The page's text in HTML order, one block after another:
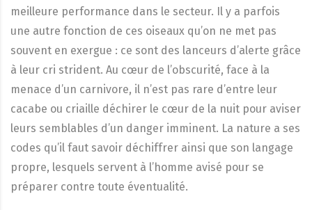
meilleure performance dans le secteur. Il y a parfois
une autre fonction de ces oiseaux qu’on ne met pas
souvent en exergue : ce sont des lanceurs d’alerte grâce
à leur cri strident. Au cœur de l’obscurité, face à la
menace d’un carnivore, il n’est pas rare d’entre leur
cacabe ou criaille déchirer le cœur de la nuit pour aviser
leurs semblables d’un danger imminent. La nature a ses
codes qu’il faut savoir déchiffrer ainsi que son langage
propre, lesquels servent à l’homme avisé pour se
préparer contre toute éventualité.